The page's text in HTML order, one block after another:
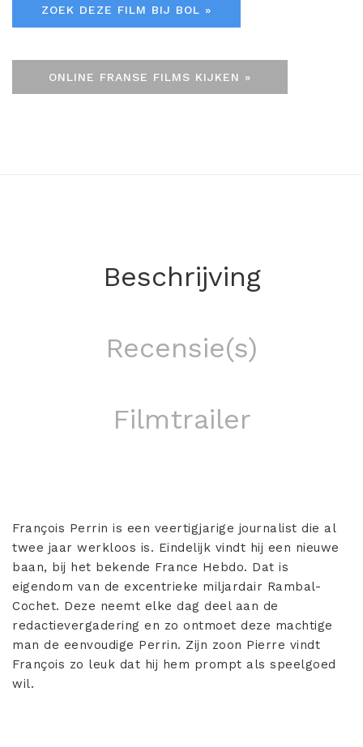
ZOEK DEZE FILM BIJ BOL »
ONLINE FRANSE FILMS KIJKEN »
Beschrijving
Recensie(s)
Filmtrailer
François Perrin is een veertigjarige journalist die al
twee jaar werkloos is. Eindelijk vindt hij een nieuwe
baan, bij het bekende France Hebdo. Dat is
eigendom van de excentrieke miljardair Rambal-
Cochet. Deze neemt elke dag deel aan de
redactievergadering en zo ontmoet deze machtige
man de eenvoudige Perrin. Zijn zoon Pierre vindt
François zo leuk dat hij hem prompt als speelgoed
wil.